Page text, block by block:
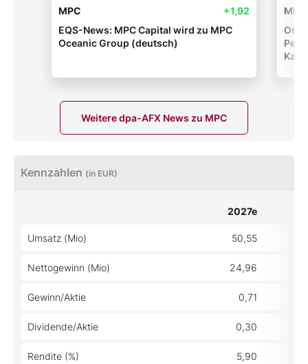
MPC
+1,92
EQS-News: MPC Capital wird zu MPC
Oceanic Group (deutsch)
MPC
Weitere dpa-AFX News zu MPC
Kennzahlen (in EUR)
2027e
Umsatz (Mio) 50,55
Nettogewinn (Mio) 24,96
Gewinn/Aktie 0,71
Dividende/Aktie 0,30
Rendite (%) 5,90